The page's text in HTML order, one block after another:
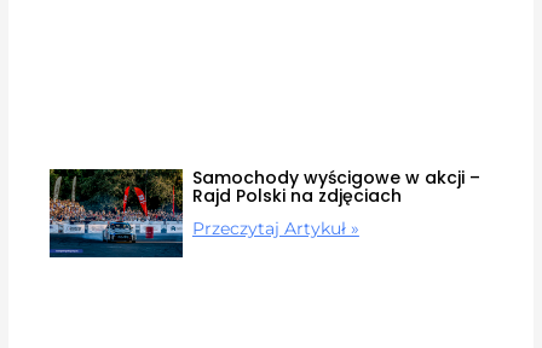
Samochody wyścigowe w akcji –
Rajd Polski na zdjęciach
Przeczytaj Artykuł »